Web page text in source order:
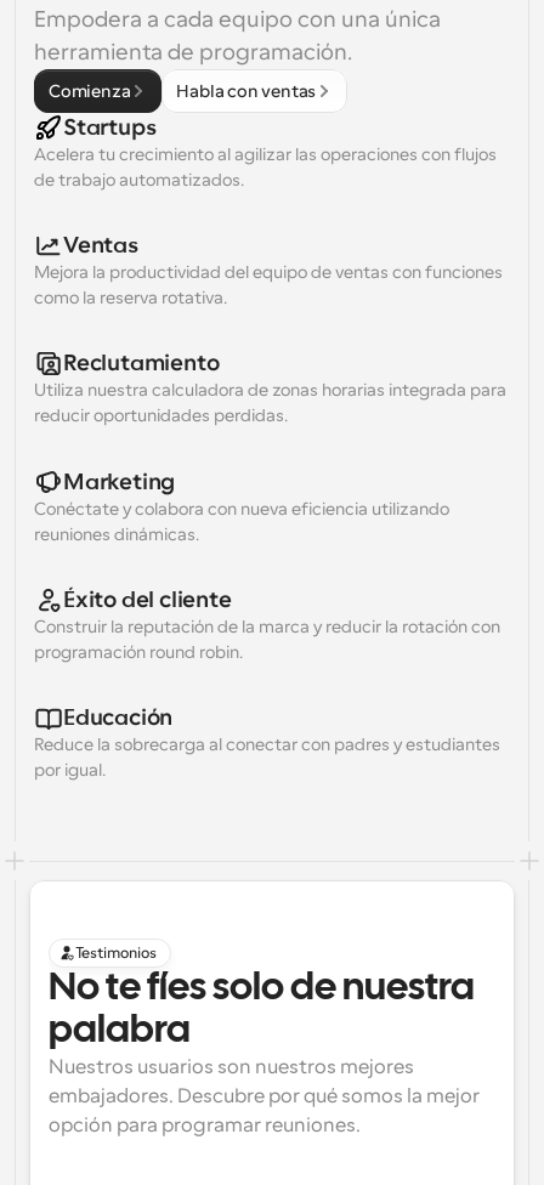
Empodera a cada equipo con una única
herramienta de programación.
Comienza Habla con ventas
Startups
Acelera tu crecimiento al agilizar las operaciones con flujos
de trabajo automatizados.
Ventas
Mejora la productividad del equipo de ventas con funciones
como la reserva rotativa.
Reclutamiento
Utiliza nuestra calculadora de zonas horarias integrada para
reducir oportunidades perdidas.
Marketing
Conéctate y colabora con nueva eficiencia utilizando
reuniones dinámicas.
Éxito del cliente
Construir la reputación de la marca y reducir la rotación con
programación round robin.
Educación
Reduce la sobrecarga al conectar con padres y estudiantes
por igual.
Testimonios
No te fíes solo de nuestra
palabra
Nuestros usuarios son nuestros mejores
embajadores. Descubre por qué somos la mejor
opción para programar reuniones.